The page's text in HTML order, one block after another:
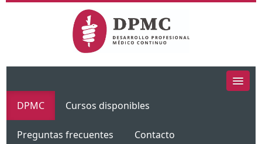
DPMC Cursos disponibles
Preguntas frecuentes Contacto